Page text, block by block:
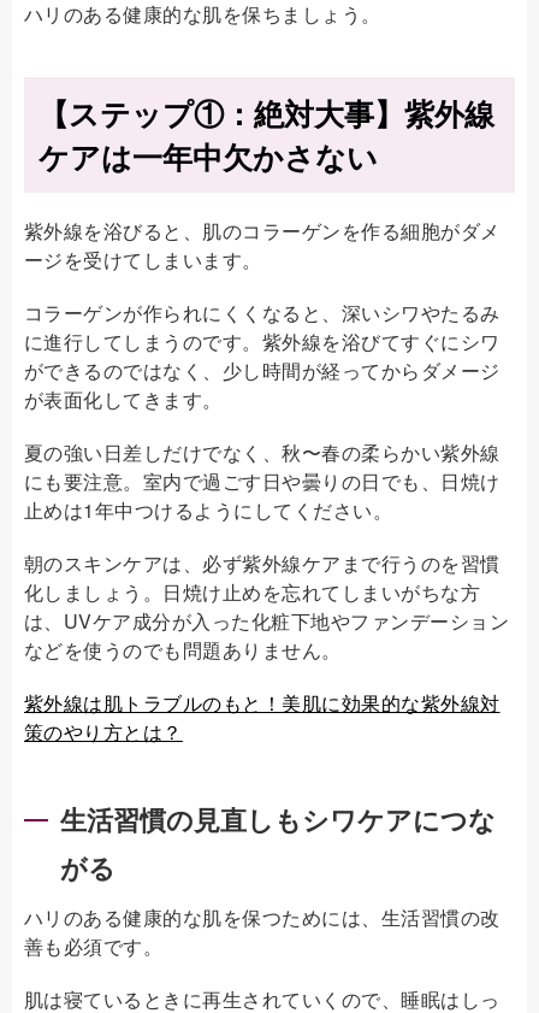
ハリのある健康的な肌を保ちましょう。
【ステップ①：絶対大事】紫外線
ケアは一年中欠かさない
紫外線を浴びると、肌のコラーゲンを作る細胞がダメ
ージを受けてしまいます。
コラーゲンが作られにくくなると、深いシワやたるみ
に進行してしまうのです。紫外線を浴びてすぐにシワ
ができるのではなく、少し時間が経ってからダメージ
が表面化してきます。
夏の強い日差しだけでなく、秋〜春の柔らかい紫外線
にも要注意。室内で過ごす日や曇りの日でも、日焼け
止めは1年中つけるようにしてください。
朝のスキンケアは、必ず紫外線ケアまで行うのを習慣
化しましょう。日焼け止めを忘れてしまいがちな方
は、UVケア成分が入った化粧下地やファンデーション
などを使うのでも問題ありません。
紫外線は肌トラブルのもと！美肌に効果的な紫外線対
策のやり方とは？
生活習慣の見直しもシワケアにつな
がる
ハリのある健康的な肌を保つためには、生活習慣の改
善も必須です。
肌は寝ているときに再生されていくので、睡眠はしっ